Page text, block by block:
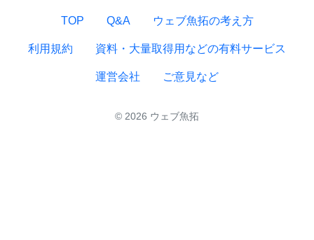
TOP Q&A ウェブ魚拓の考え方
利用規約 資料・大量取得用などの有料サービス
運営会社 ご意見など
© 2026 ウェブ魚拓